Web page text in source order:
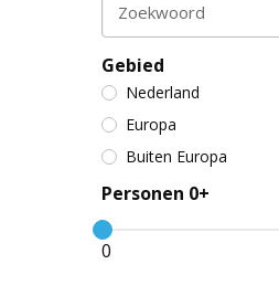
Zoekwoord
Gebied
Nederland
Europa
Buiten Europa
Personen 0+
0